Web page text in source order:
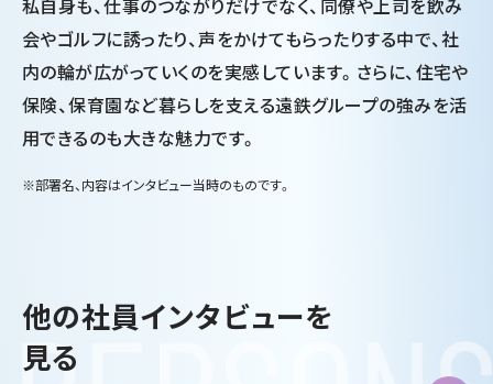
会やゴルフに誘ったり、声をかけてもらったりする中で、社
内の輪が広がっていくのを実感しています。さらに、住宅や
保険、保育園など暮らしを支える遠鉄グループの強みを活
用できるのも大きな魅力です。
※部署名、内容はインタビュー当時のものです。
他の社員インタビューを
見る